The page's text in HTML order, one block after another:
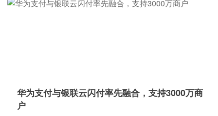
华为支付与银联云闪付率先融合，支持3000万商
户